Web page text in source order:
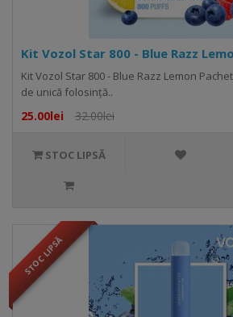
Kit Vozol Star 800 - Blue Razz
Kit Vozol Star 800 - Blue Razz Lemon
de unică folosință..
25.00lei 32.00lei
STOC LIPSĂ
STOC LIPSĂ